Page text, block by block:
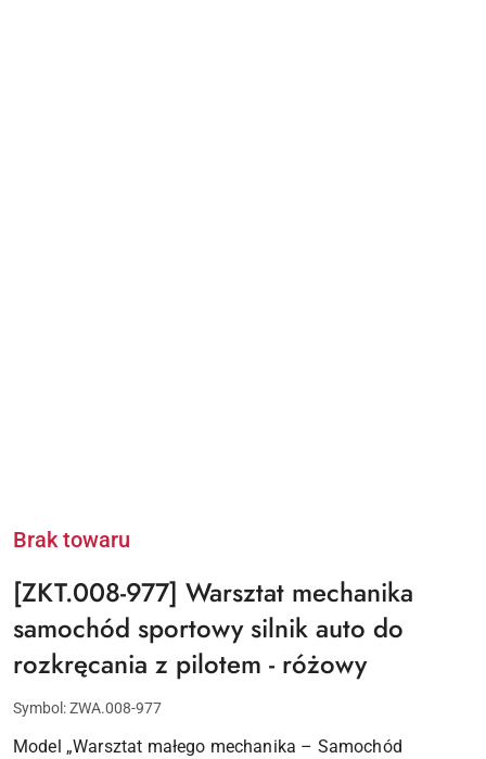
Brak towaru
[ZKT.008-977] Warsztat mechanika
samochód sportowy silnik auto do
rozkręcania z pilotem - różowy
Symbol:ZWA.008-977
Model „Warsztat małego mechanika – Samochód